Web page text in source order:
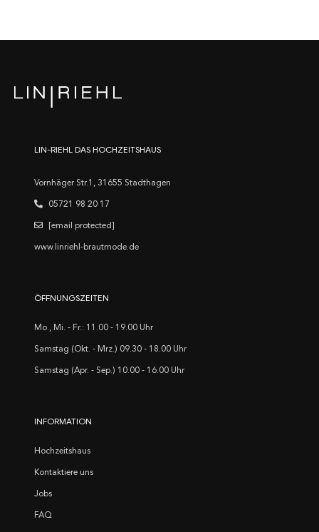
LIN-RIEHL DAS HOCHZEITSHAUS
Vornhäger Str.1, 31655 Stadthagen
05721 98 20 17
[email protected]
www.linriehl-brautmode.de
ÖFFNUNGSZEITEN
Mo., Mi. - Fr.: 11.00 - 19.00 Uhr
Samstag (Okt. - Mrz.) 09.30 - 18.00 Uhr
Samstag (Apr. - Sep.) 10.00 - 16.00 Uhr
INFORMATION
Hochzeitshaus
Kontaktiere uns
Jobs
FAQ